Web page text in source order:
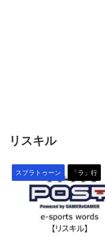
リスキル
スプラトゥーン 「ラ」行